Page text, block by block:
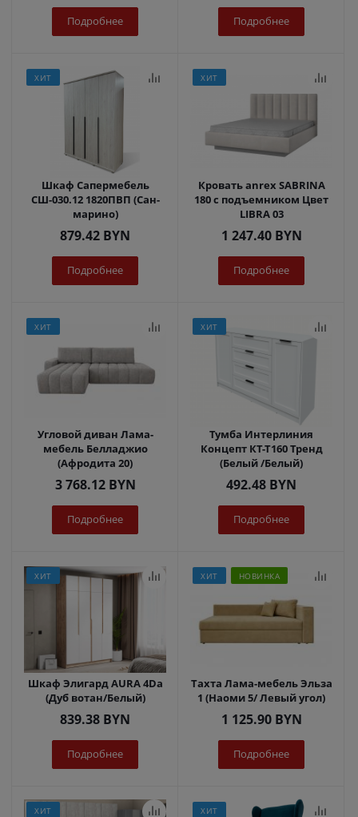
Подробнее Подробнее
ХИТ
Шкаф Сапермебель
СШ-030.12 1820ПВП (Сан-
марино)
879.42 BYN
Подробнее
ХИТ
Кровать anrex SABRINA
180 с подъемником Цвет
LIBRA 03
1 247.40BYN
Подробнее
ХИТ
Угловой диван Лама-
мебель Белладжио
(Афродита 20)
3 768.12BYN
Подробнее
ХИТ
Тумба Интерлиния
Концепт КТ-Т160 Тренд
(Белый /Белый)
492.48 BYN
Подробнее
ХИТ
Шкаф Элигард AURA 4Dа
(Дуб вотан/Белый)
839.38 BYN
Подробнее
ХИТ НОВИНКА
Тахта Лама-мебель Эльза
1 (Наоми 5/ Левый угол)
1 125.90BYN
Подробнее
ХИТ ХИТ